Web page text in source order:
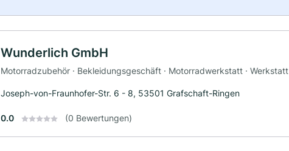
Wunderlich GmbH
Motorradzubehör · Bekleidungsgeschäft · Motorradwerkstatt · Werkstatt
Joseph-von-Fraunhofer-Str. 6 - 8, 53501 Grafschaft-Ringen
0.0 (0 Bewertungen)